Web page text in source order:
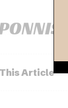
Article